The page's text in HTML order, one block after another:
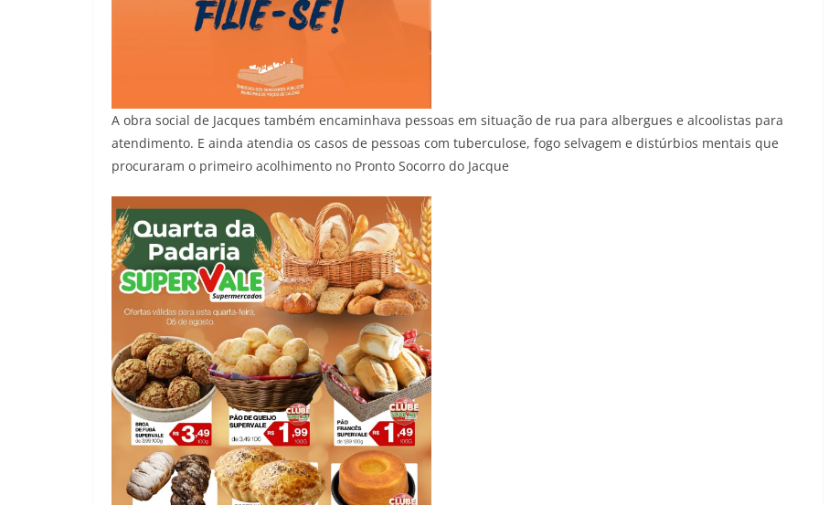
A obra social de Jacques também encaminhava pessoas em situação de rua para albergues e alcoolistas para
atendimento. E ainda atendia os casos de pessoas com tuberculose, fogo selvagem e distúrbios mentais que
procuraram o primeiro acolhimento no Pronto Socorro do Jacque